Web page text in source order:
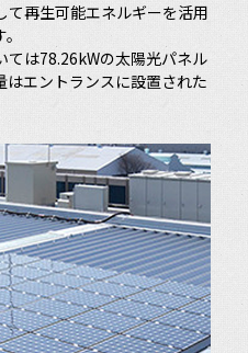
ープ
再生可能エネルギーを活用
ては78.26kWの太陽光パネル
エントランスに設置された